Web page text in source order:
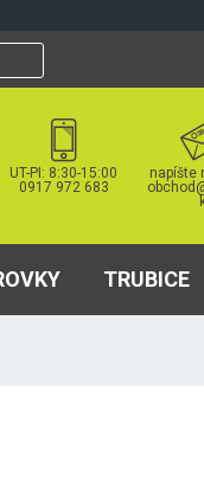
UT-PI: 8:30-15:00
0917 972 683
napíšte
TRUBICE